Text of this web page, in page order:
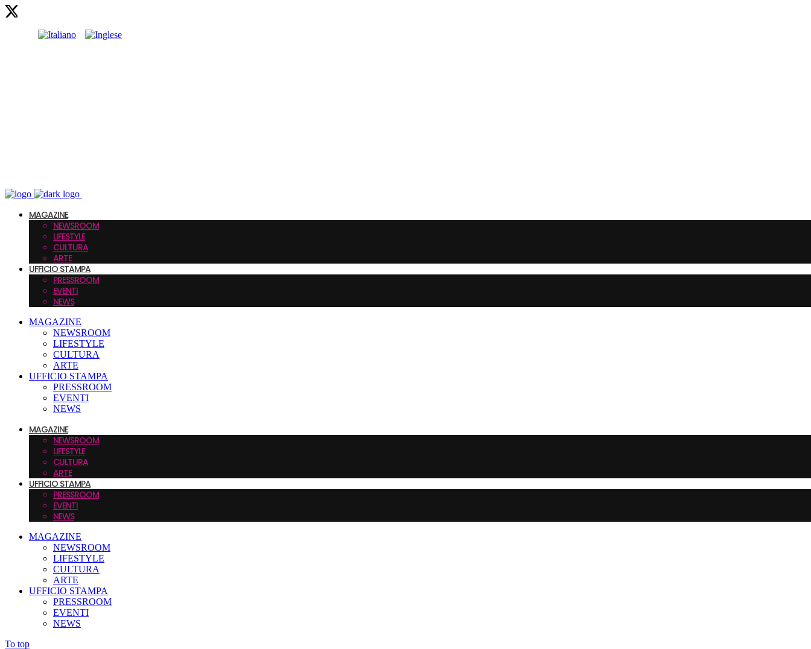
MAGAZINE
NEWSROOM
LIFESTYLE
CULTURA
ARTE
UFFICIO STAMPA
PRESSROOM
EVENTI
NEWS
MAGAZINE
NEWSROOM
LIFESTYLE
CULTURA
ARTE
UFFICIO STAMPA
PRESSROOM
EVENTI
NEWS
MAGAZINE
NEWSROOM
LIFESTYLE
CULTURA
ARTE
UFFICIO STAMPA
PRESSROOM
EVENTI
NEWS
MAGAZINE
NEWSROOM
LIFESTYLE
CULTURA
ARTE
UFFICIO STAMPA
PRESSROOM
EVENTI
NEWS
To top